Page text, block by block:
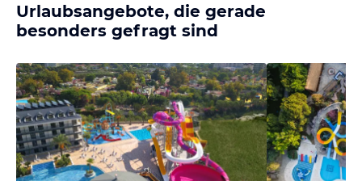
Urlaubsangebote, die gerade
besonders gefragt sind